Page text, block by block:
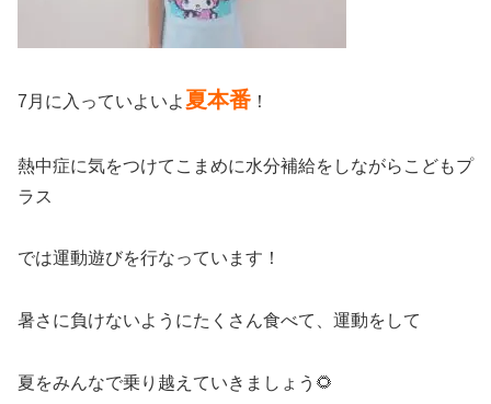
7月に入っていよいよ 夏本番 ！
熱中症に気をつけてこまめに水分補給をしながらこどもプ
ラス
では運動遊びを行なっています！
暑さに負けないようにたくさん食べて、運動をして
夏をみんなで乗り越えていきましょう🌻